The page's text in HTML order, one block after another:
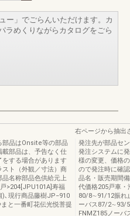
ー」でごらんいただけます。カ
ラめくりながらカタログをごら
部品はOnsite等の部品
部品は、予告なく仕
する場合があります
ト（外観／寸法）商
名称部品色供給元上
>204[JPU101A]寿福
､現行商品藤樹JP−910
と一番町花伝光悦菩提
右ページから抽出
発注先が部品セ
発注システムに
様の変更、価格
ので発注時に確
品名・販売期間
代価格205戸車
80/8∼91/12振れ
ーバス87/2∼93/
FNMZ185ノー